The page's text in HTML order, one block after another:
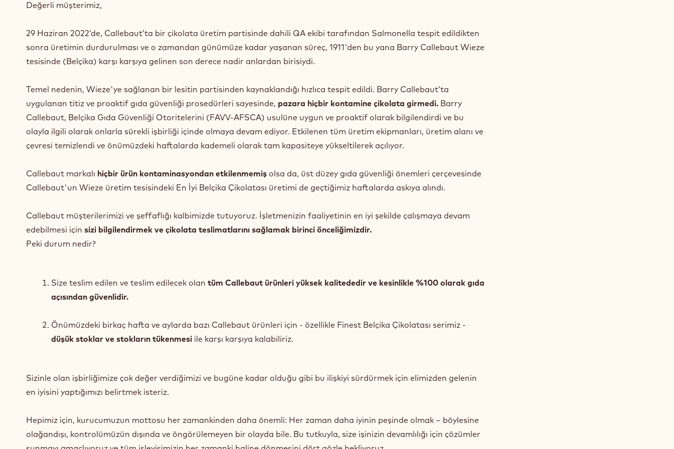
Değerli müşterimiz,
29 Haziran 2022’de, Callebaut’ta bir çikolata üretim partisinde dahili QA ekibi tarafından Salmonella tespit edildikten
sonra üretimin durdurulması ve o zamandan günümüze kadar yaşanan süreç, 1911'den bu yana Barry Callebaut Wieze
tesisinde (Belçika) karşı karşıya gelinen son derece nadir anlardan birisiydi.
Temel nedenin, Wieze'ye sağlanan bir lesitin partisinden kaynaklandığı hızlıca tespit edildi. Barry Callebaut’ta
uygulanan titiz ve proaktif gıda güvenliği prosedürleri sayesinde, pazara hiçbir kontamine çikolata girmedi. Barry
Callebaut, Belçika Gıda Güvenliği Otoritelerini (FAVV-AFSCA) usulüne uygun ve proaktif olarak bilgilendirdi ve bu
olayla ilgili olarak onlarla sürekli işbirliği içinde olmaya devam ediyor. Etkilenen tüm üretim ekipmanları, üretim alanı ve
çevresi temizlendi ve önümüzdeki haftalarda kademeli olarak tam kapasiteye yükseltilerek açılıyor.
Callebaut markalı hiçbir ürün kontaminasyondan etkilenmemiş olsa da, üst düzey gıda güvenliği önemleri çerçevesinde
Callebaut'un Wieze üretim tesisindeki En İyi Belçika Çikolatası üretimi de geçtiğimiz haftalarda askıya alındı.
Callebaut müşterilerimizi ve şeffaflığı kalbimizde tutuyoruz. İşletmenizin faaliyetinin en iyi şekilde çalışmaya devam
edebilmesi için sizi bilgilendirmek ve çikolata teslimatlarını sağlamak birinci önceliğimizdir.
Peki durum nedir?
Size teslim edilen ve teslim edilecek olan tüm Callebaut ürünleri yüksek kalitededir ve kesinlikle %100 olarak gıda
açısından güvenlidir.
Önümüzdeki birkaç hafta ve aylarda bazı Callebaut ürünleri için - özellikle Finest Belçika Çikolatası serimiz -
düşük stoklar ve stokların tükenmesi ile karşı karşıya kalabiliriz.
Sizinle olan işbirliğimize çok değer verdiğimizi ve bugüne kadar olduğu gibi bu ilişkiyi sürdürmek için elimizden gelenin
en iyisini yaptığımızı belirtmek isteriz.
Hepimiz için, kurucumuzun mottosu her zamankinden daha önemli: Her zaman daha iyinin peşinde olmak – böylesine
olağandışı, kontrolümüzün dışında ve öngörülemeyen bir olayda bile. Bu tutkuyla, size işinizin devamlılığı için çözümler